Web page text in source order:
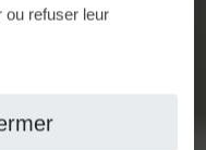
ou refuser leur